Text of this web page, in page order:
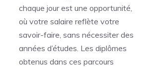
chaque jour est une opportunité,
où votre salaire reflète votre
savoir-faire, sans nécessiter des
années d’études. Les diplômes
obtenus dans ces parcours